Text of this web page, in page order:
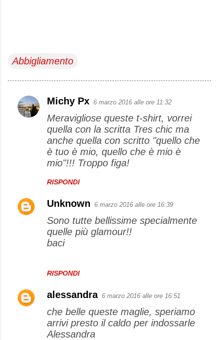
Abbigliamento
C
i
Michy Px 6 marzo 2016 alle ore 11:32
Meravigliose queste t-shirt, vorrei
quella con la scritta Tres chic ma
anche quella con scritto "quello che
è tuo è mio, quello che è mio è
mio"!!! Troppo figa!
RISPONDI
Unknown 6 marzo 2016 alle ore 16:39
Sono tutte bellissime specialmente
quelle più glamour!!
baci
RISPONDI
alessandra 6 marzo 2016 alle ore 16:51
che belle queste maglie, speriamo
arrivi presto il caldo per indossarle
Alessandra